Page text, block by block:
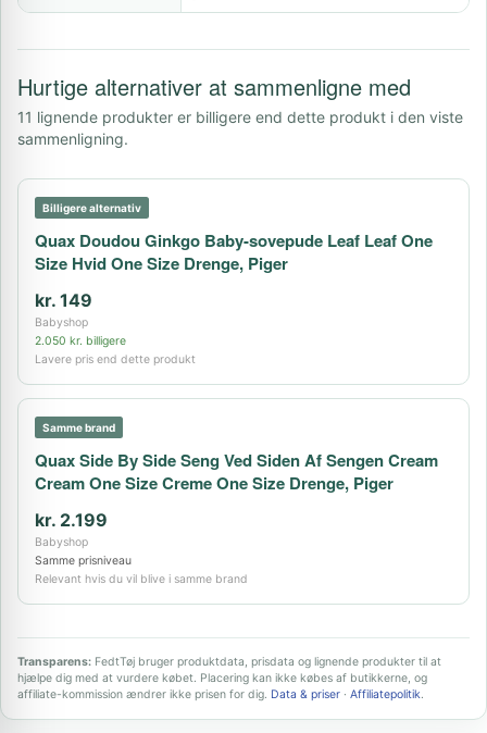
Hurtige alternativer at sammenligne med
11 lignende produkter er billigere end dette produkt i den viste
sammenligning.
Billigere alternativ
Quax Doudou Ginkgo Baby-sovepude Leaf Leaf One
Size Hvid One Size Drenge, Piger
kr. 149
Babyshop
2.050 kr. billigere
Lavere pris end dette produkt
Samme brand
Quax Side By Side Seng Ved Siden Af Sengen Cream
Cream One Size Creme One Size Drenge, Piger
kr. 2.199
Babyshop
Samme prisniveau
Relevant hvis du vil blive i samme brand
Transparens: FedtTøj bruger produktdata, prisdata og lignende produkter til at
hjælpe dig med at vurdere købet. Placering kan ikke købes af butikkerne, og
affiliate-kommission ændrer ikke prisen for dig. Data & priser · Affiliatepolitik.